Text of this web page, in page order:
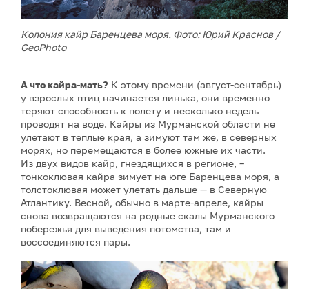
Колония кайр Баренцева моря. Фото: Юрий Краснов /
GeoPhoto
А что кайра-мать? К этому времени (август-сентябрь)
у взрослых птиц начинается линька, они временно
теряют способность к полету и несколько недель
проводят на воде. Кайры из Мурманской области не
улетают в теплые края, а зимуют там же, в северных
морях, но перемещаются в более южные их части.
Из двух видов кайр, гнездящихся в регионе, –
тонкоклювая кайра зимует на юге Баренцева моря, а
толстоклювая может улетать дальше — в Северную
Атлантику. Весной, обычно в марте-апреле, кайры
снова возвращаются на родные скалы Мурманского
побережья для выведения потомства, там и
воссоединяются пары.